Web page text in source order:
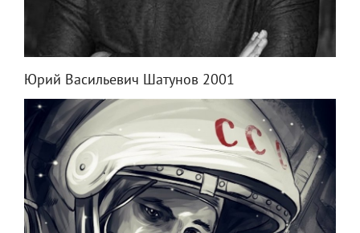
Юрий Васильевич Шатунов 2001